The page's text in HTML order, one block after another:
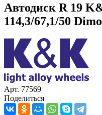
Автодиск R 19
114,3/67,1/50
Арт. 77569
Поделиться